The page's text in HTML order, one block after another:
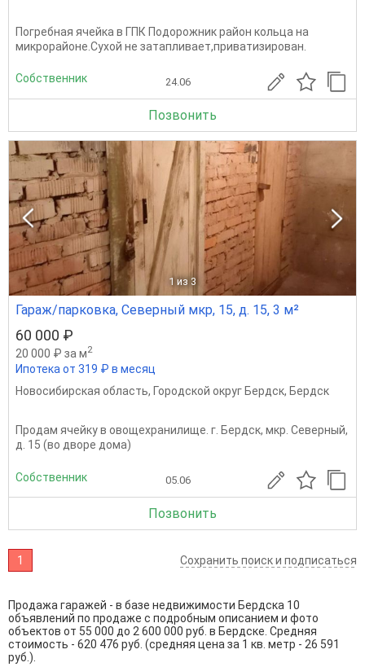
Погребная ячейка в ГПК Подорожник район кольца на
микрорайоне.Сухой не затапливает,приватизирован.
Собственник 24.06
Позвонить
1 из 3
Гараж/парковка, Северный мкр, 15, д. 15, 3 м²
60 000 ₽
20 000 ₽ за м2
Ипотека от 319 ₽ в месяц
Новосибирская область, Городской округ Бердск, Бердск
Продам ячейку в овощехранилище. г. Бердск, мкр. Северный,
д. 15 (во дворе дома)
Собственник 05.06
Позвонить
1 Сохранить поиск и подписаться
Продажа гаражей - в базе недвижимости Бердска 10
объявлений по продаже с подробным описанием и фото
объектов от 55 000 до 2 600 000 руб. в Бердске. Средняя
стоимость - 620 476 руб. (средняя цена за 1 кв. метр - 26 591
руб.).